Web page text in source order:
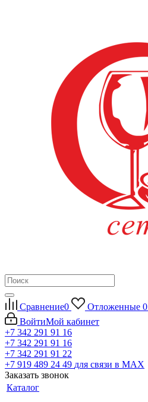
Сравнение0 Отложенные 0
ВойтиМой кабинет
+7 342 291 91 16
+7 342 291 91 16
+7 342 291 91 22
+7 919 489 24 49 для связи в МАХ
Заказать звонок
Каталог